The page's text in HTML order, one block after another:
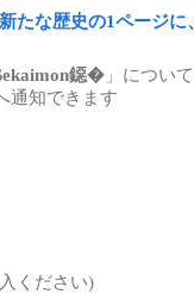
新たな歴史の1ページ
鐚� 」につい
通知できます
ください)